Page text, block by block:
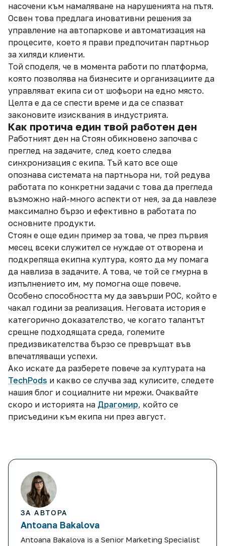
насочени към намаляване на нарушенията на пътя.
Освен това предлага иновативни решения за
управление на автопаркове и автоматизация на
процесите, което я прави предпочитан партньор
за хиляди клиенти.
Той споделя, че в момента работи по платформа,
която позволява на бизнесите и организациите да
управляват екипа си от шофьори на едно място.
Целта е да се спести време и да се спазват
законовите изисквания в индустрията.
Как протича един твой работен ден
Работният ден на Стоян обикновено започва с
преглед на задачите, след което следва
синхронизация с екипа. Тъй като все още
опознава системата на партньора ни, той редува
работата по конкретни задачи с това да прегледа
възможно най-много аспекти от нея, за да навлезе
максимално бързо и ефективно в работата по
основните продукти.
Стоян е още един пример за това, че през първия
месец всеки служител се нуждае от отворена и
подкрепяща екипна култура, която да му помага
да навлиза в задачите. А това, че той се гмурна в
изпълнението им, му помогна още повече.
Особено способността му да завърши POC, който е
чакал години за реализация. Неговата история е
категорично доказателство, че когато талантът
срещне подходящата среда, големите
предизвикателства бързо се превръщат във
впечатляващи успехи.
Ако искате да разберете повече за културата на
TechPods и какво се случва зад кулисите, следете
нашия блог и социалните ни мрежи. Очаквайте
скоро и историята на Драгомир, който се
присъедини към екипа ни през август.
ЗА АВТОРА
Antoana Bakalova
Antoana Bakalova is a Senior Marketing Specialist